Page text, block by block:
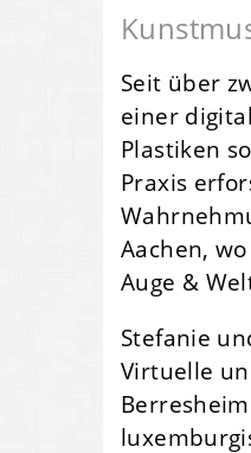
Seit über
einer
Plastiken
Praxis
Aachen,
Auge &
Stefanie
Virtuelle